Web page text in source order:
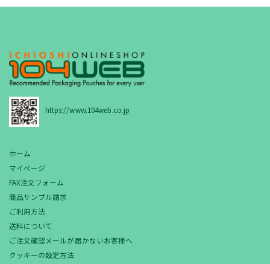
https://www.104web.co.jp
ホーム
マイページ
FAX注文フォーム
商品サンプル請求
ご利用方法
送料について
ご注文確認メールが届かないお客様へ
クッキーの設定方法